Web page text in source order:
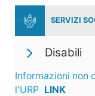
SERVIZI
Disabili
Informazioni non
l'URP LINK